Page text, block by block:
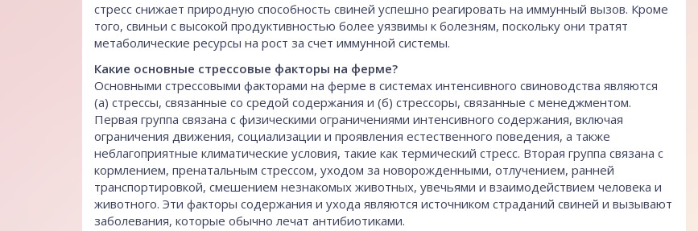
стресс снижает природную способность свиней успешно реагировать на иммунный вызов. Кроме
того, свиньи с высокой продуктивностью более уязвимы к болезням, поскольку они тратят
метаболические ресурсы на рост за счет иммунной системы.
Какие основные стрессовые факторы на ферме?
Основными стрессовыми факторами на ферме в системах интенсивного свиноводства являются
(а) стрессы, связанные со средой содержания и (б) стрессоры, связанные с менеджментом.
Первая группа связана с физическими ограничениями интенсивного содержания, включая
ограничения движения, социализации и проявления естественного поведения, а также
неблагоприятные климатические условия, такие как термический стресс. Вторая группа связана с
кормлением, пренатальным стрессом, уходом за новорожденными, отлучением, ранней
транспортировкой, смешением незнакомых животных, увечьями и взаимодействием человека и
животного. Эти факторы содержания и ухода являются источником страданий свиней и вызывают
заболевания, которые обычно лечат антибиотиками.